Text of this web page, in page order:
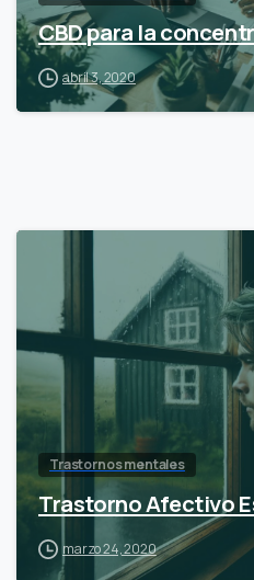
CBD para la
abril 3, 2020
Trastornos mentales
Trastorno Afectivo
marzo 24, 2020